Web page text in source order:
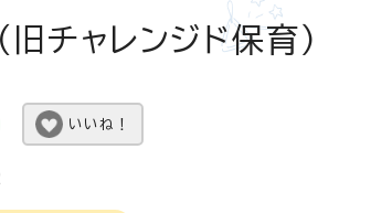
旧チャレンジド保育）
いいね！